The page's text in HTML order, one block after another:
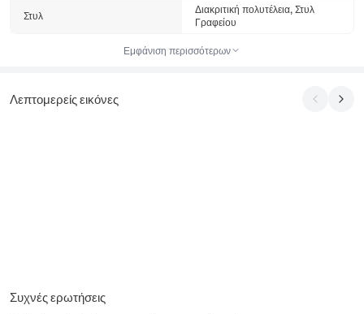
Στυλ
Διακριτική πολυτέλεια, Στυλ
Γραφείου
Εμφάνιση περισσότερων
Λεπτομερείς εικόνες
Συχνές ερωτήσεις